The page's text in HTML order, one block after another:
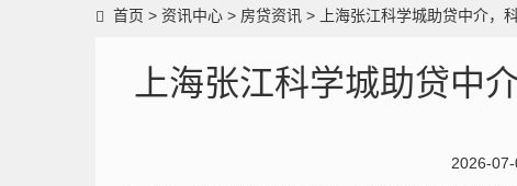
首页 > 资讯中心 > 房贷资讯 > 上海张江科学城助贷中介，
上海张江科学城助贷中
2026-07-